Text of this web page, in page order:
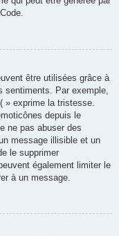
être utilisées grâce à
sentiments. Par exemple,
» exprime la tristesse.
depuis le
ne pas abuser des
message illisible et un
le supprimer
également limiter le
à un message.